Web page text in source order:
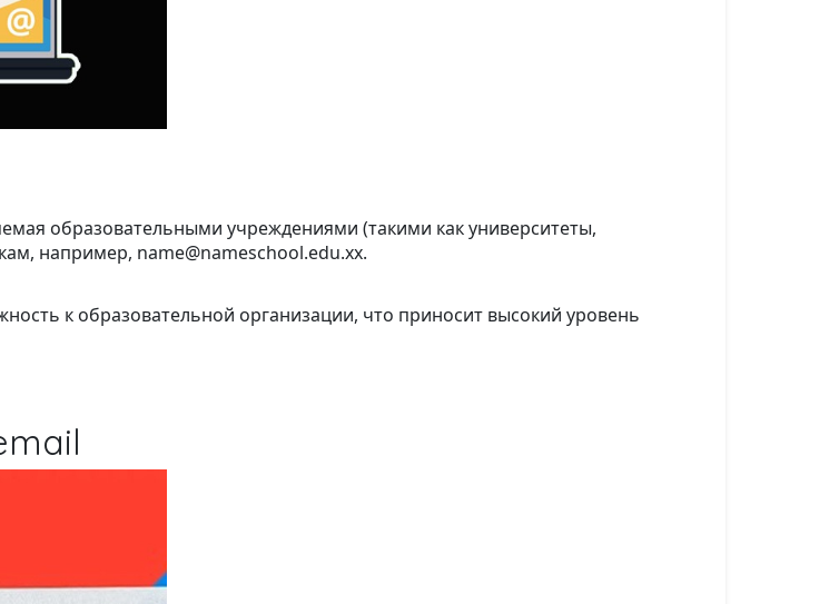
образовательными учреждениями (такими как университеты,
например, name@nameschool.edu.xx.
к образовательной организации, что приносит высокий уровень